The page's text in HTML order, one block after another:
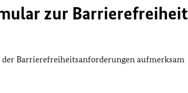
zur Barrierefreiheit
Barrierefreiheitsanforderungen aufmerksam